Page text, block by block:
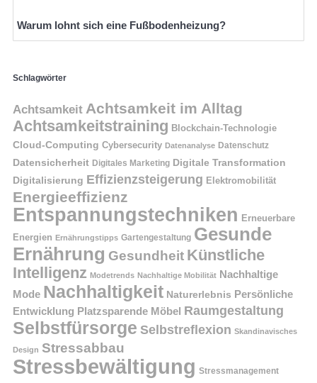
Warum lohnt sich eine Fußbodenheizung?
Schlagwörter
Achtsamkeit Achtsamkeit im Alltag
Achtsamkeitstraining Blockchain-Technologie
Cloud-Computing Cybersecurity Datenanalyse Datenschutz
Datensicherheit Digitales Marketing Digitale Transformation
Digitalisierung Effizienzsteigerung Elektromobilität
Energieeffizienz
Entspannungstechniken Erneuerbare
Energien Ernährungstipps Gartengestaltung Gesunde
Ernährung Gesundheit Künstliche
Intelligenz Modetrends Nachhaltige Mobilität Nachhaltige
Mode Nachhaltigkeit Naturerlebnis Persönliche
Entwicklung Platzsparende Möbel Raumgestaltung
Selbstfürsorge Selbstreflexion Skandinavisches
Design Stressabbau
Stressbewältigung Stressmanagement